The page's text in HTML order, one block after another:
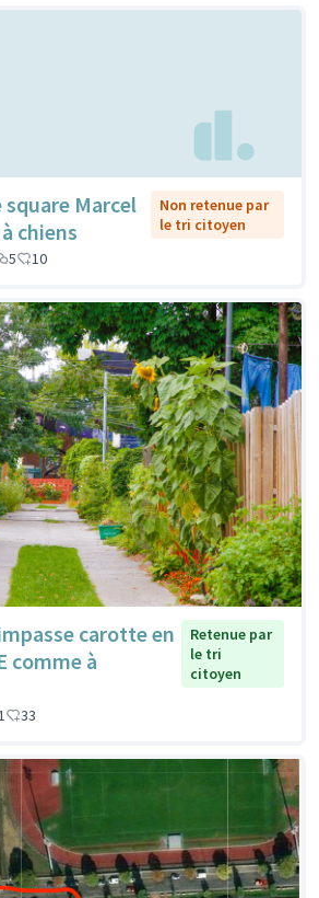
Marcel
chiens
Non retenue par
le tri citoyen
5 10
carotte en
comme à
Retenue par
le tri
citoyen
33